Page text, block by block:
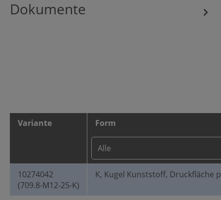
Dokumente
Variante Form
10274042
(709.8-M12-25-K)
K, Kugel Kunststoff, Druckfläche